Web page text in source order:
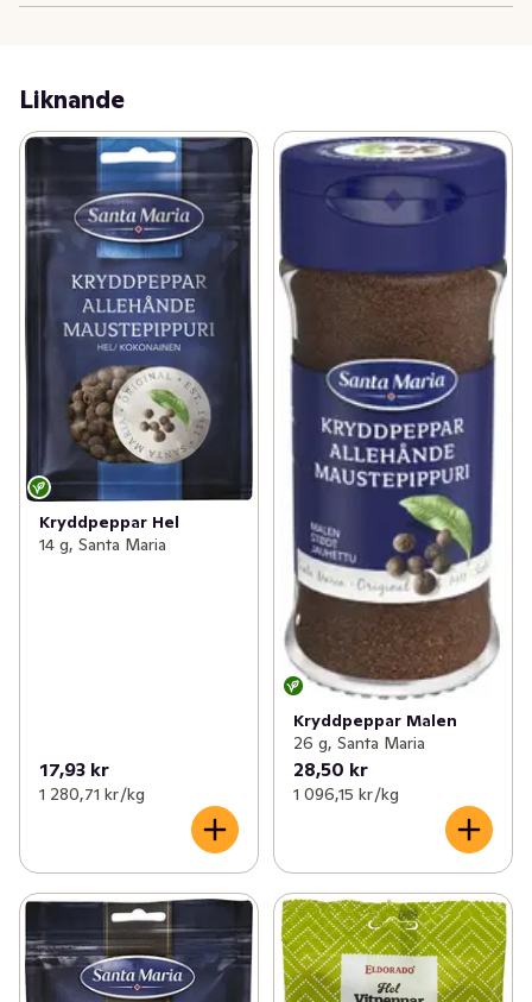
Liknande
Kryddpeppar Hel
14 g, Santa Maria
17,93 kr
1 280,71 kr /kg
Kryddpeppar Malen
26 g, Santa Maria
28,50 kr
1 096,15 kr /kg